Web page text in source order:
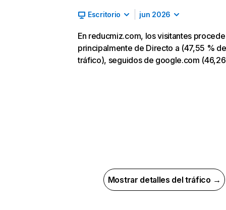
Escritorio jun 2026
En reducmiz.com, los visitantes
principalmente de Directo a (47,55 % de
tráfico), seguidos de google.com
Mostrar detalles del tráfico →